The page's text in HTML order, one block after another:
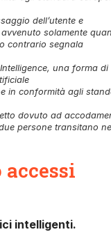
dell’utente e
solamente
contrario segnala
una forma di
in conformità agli
dovuto ad
persone transitano
intelligenti.